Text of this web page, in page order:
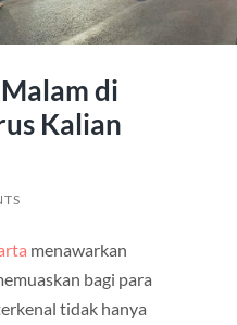
di
Kalian
menawarkan
bagi para
tidak hanya